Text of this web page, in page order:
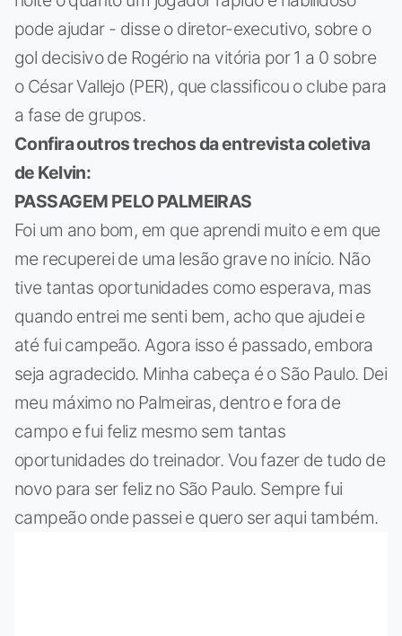
pode ajudar - disse o diretor-executivo, sobre o
gol decisivo de Rogério na vitória por 1 a 0 sobre
o César Vallejo (PER), que classificou o clube para
a fase de grupos.
Confira outros trechos da entrevista coletiva
de Kelvin:
PASSAGEM PELO PALMEIRAS
Foi um ano bom, em que aprendi muito e em que
me recuperei de uma lesão grave no início. Não
tive tantas oportunidades como esperava, mas
quando entrei me senti bem, acho que ajudei e
até fui campeão. Agora isso é passado, embora
seja agradecido. Minha cabeça é o São Paulo. Dei
meu máximo no Palmeiras, dentro e fora de
campo e fui feliz mesmo sem tantas
oportunidades do treinador. Vou fazer de tudo de
novo para ser feliz no São Paulo. Sempre fui
campeão onde passei e quero ser aqui também.